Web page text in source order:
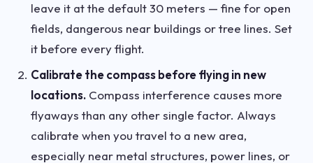
leave it at the default 30 meters — fine for open
fields, dangerous near buildings or tree lines. Set
it before every flight.
Calibrate the compass before flying in new
locations. Compass interference causes more
flyaways than any other single factor. Always
calibrate when you travel to a new area,
especially near metal structures, power lines, or